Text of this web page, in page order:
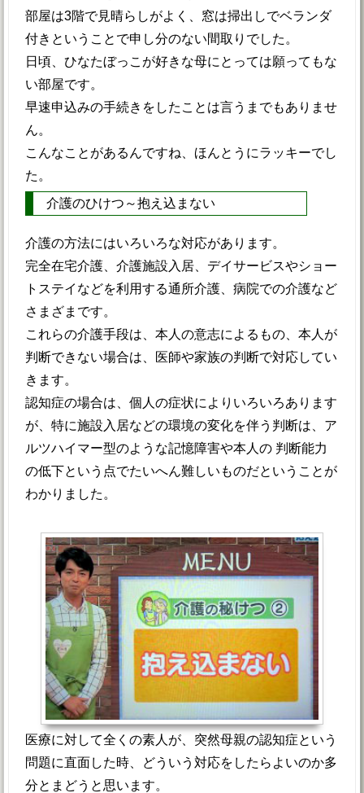
部屋は3階で見晴らしがよく、窓は掃出しでベランダ
付きということで申し分のない間取りでした。
日頃、ひなたぼっこが好きな母にとっては願ってもな
い部屋です。
早速申込みの手続きをしたことは言うまでもありませ
ん。
こんなことがあるんですね、ほんとうにラッキーでし
た。
介護のひけつ～抱え込まない
介護の方法にはいろいろな対応があります。
完全在宅介護、介護施設入居、デイサービスやショー
トステイなどを利用する通所介護、病院での介護など
さまざまです。
これらの介護手段は、本人の意志によるもの、本人が
判断できない場合は、医師や家族の判断で対応してい
きます。
認知症の場合は、個人の症状によりいろいろあります
が、特に施設入居などの環境の変化を伴う判断は、ア
ルツハイマー型のような記憶障害や本人の 判断能力
の低下という点でたいへん難しいものだということが
わかりました。
医療に対して全くの素人が、突然母親の認知症という
問題に直面した時、どういう対応をしたらよいのか多
分とまどうと思います。